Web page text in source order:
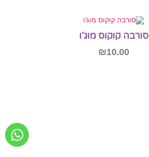
סורבה קוקוס מוג’ו
₪10.00